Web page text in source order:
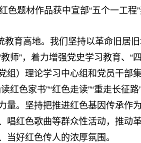
色题材作品获中宣部“五个一工程”
教育高地。我们坚持以革命旧居
师”，着力增强党史学习教育、
组）理论学习中心组和党员干部
红色家书”“红色走读”“重走长征
量。坚持把推进红色基因传承作
唱红色歌曲等群众性活动，推动
当好红色传人的浓厚氛围。